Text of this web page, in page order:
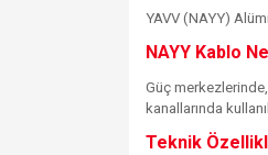
YAVV (NAYY)
NAYY Kablo
Güç
kanallarında
Teknik